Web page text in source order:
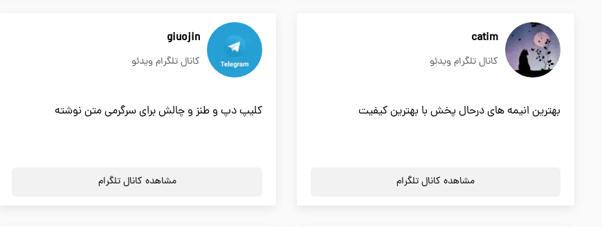
catim
کانال تلگرام ویدئو
بهترین انیمه های درحال پخش با بهترین کیفیت
مشاهده کانال تلگرام
giuojin
کانال تلگرام ویدئو
کلیپ دپ و طنز و چالش برای سرگرمی متن نوشته
مشاهده کانال تلگرام